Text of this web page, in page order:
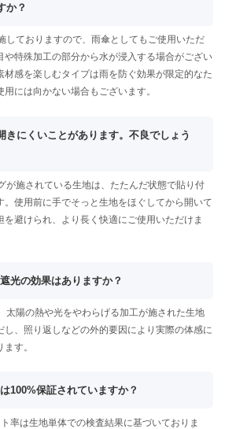
か？
しておりますので、雨傘としてもご使用いただ
や特殊加工の部分から水が浸入する場合がござい
材感を楽しむタイプは雨を防ぐ効果が限定的なた
には向かない場合もございます。
きにくいことがあります。不良でしょう
が施されている生地は、たたんだ状態で貼り付
。使用前に手でそっと生地をほぐしてから開いて
を避けられ、より長く快適にご使用いただけま
光の効果はありますか？
太陽の熱や光をやわらげる加工が施された生地
し、照り返しなどの外的要因により実際の体感に
す。
100%保証されていますか？
率は生地単体での検査結果に基づいておりま